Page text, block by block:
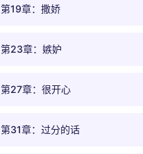
第19章：撒娇
第23章：嫉妒
第27章：很开心
第31章：过分的话